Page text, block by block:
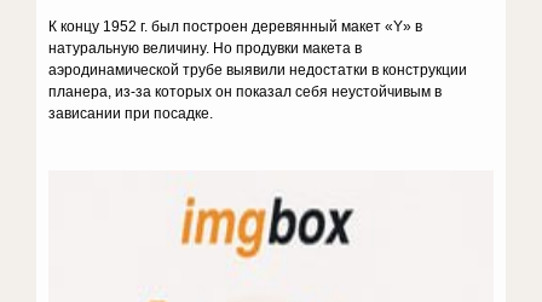
К концу 1952 г. был построен деревянный макет «Y» в
натуральную величину. Но продувки макета в
аэродинамической трубе выявили недостатки в конструкции
планера, из-за которых он показал себя неустойчивым в
зависании при посадке.